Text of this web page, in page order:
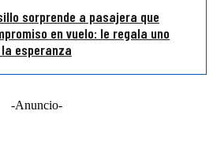
sorprende a pasajera que
en vuelo: le regala uno
esperanza
-Anuncio-